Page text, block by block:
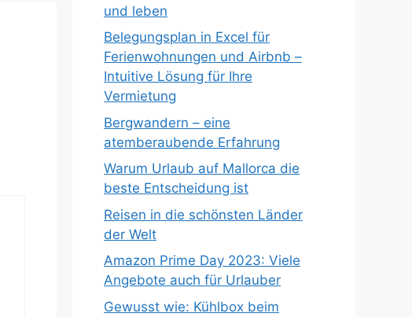
und leben
Belegungsplan in Excel für
Ferienwohnungen und Airbnb –
Intuitive Lösung für Ihre
Vermietung
Bergwandern – eine
atemberaubende Erfahrung
Warum Urlaub auf Mallorca die
beste Entscheidung ist
Reisen in die schönsten Länder
der Welt
Amazon Prime Day 2023: Viele
Angebote auch für Urlauber
Gewusst wie: Kühlbox beim